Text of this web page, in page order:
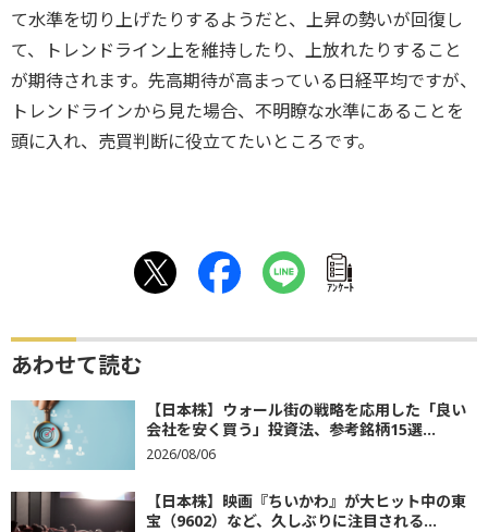
て水準を切り上げたりするようだと、上昇の勢いが回復し
て、トレンドライン上を維持したり、上放れたりすること
が期待されます。先高期待が高まっている日経平均ですが、
トレンドラインから見た場合、不明瞭な水準にあることを
頭に入れ、売買判断に役立てたいところです。
ｱﾝｹｰﾄ
あわせて読む
【日本株】ウォール街の戦略を応用した「良い
会社を安く買う」投資法、参考銘柄15選...
2026/08/06
【日本株】映画『ちいかわ』が大ヒット中の東
宝（9602）など、久しぶりに注目される...